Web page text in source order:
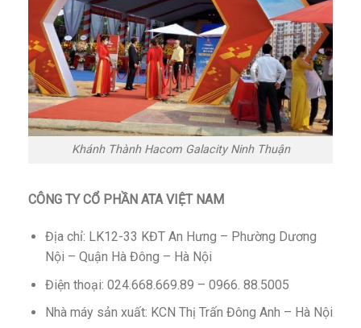
Khánh Thành Hacom Galacity Ninh Thuận
CÔNG TY CỔ PHẦN ATA VIỆT NAM
Địa chỉ: LK12-33 KĐT An Hưng – Phường Dương
Nội – Quận Hà Đông – Hà Nội
Điện thoại: 024.668.669.89 – 0966. 88.5005
Nhà máy sản xuất: KCN Thị Trấn Đông Anh – Hà Nội